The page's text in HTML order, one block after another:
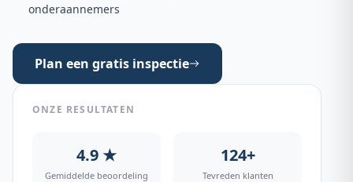
onderaannemers
Plan een gratis inspectie
ONZE RESULTATEN
4.9 ★
Gemiddelde beoordeling
124+
Tevreden klanten